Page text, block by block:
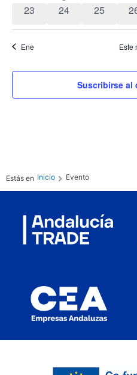
0 eventos
23 0 eventos
24 0 eventos
25 0
Ene Este
Suscribirse al
Estás en Inicio Evento